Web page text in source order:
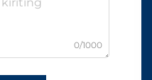
0/1000